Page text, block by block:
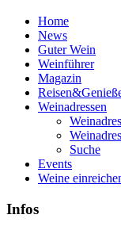
Home
News
Guter Wein
Weinführer
Magazin
Weinadressen
Suche
Events
Weine
Infos